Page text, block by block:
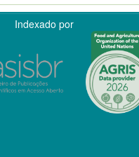
Indexado por